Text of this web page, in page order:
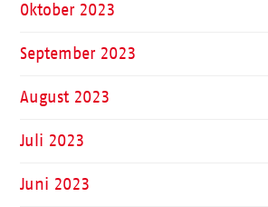
Oktober 2023
September 2023
August 2023
Juli 2023
Juni 2023